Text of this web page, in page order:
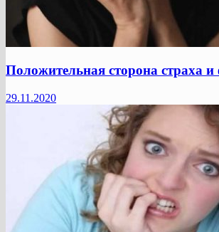
Положительная сторона страха
29.11.2020